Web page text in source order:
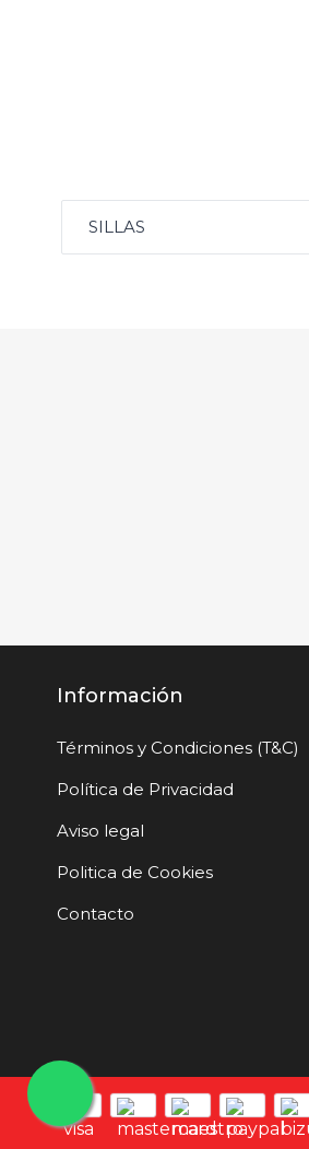
SILLAS
Información
Términos y Condiciones (T&C)
Política de Privacidad
Aviso legal
Politica de Cookies
Contacto